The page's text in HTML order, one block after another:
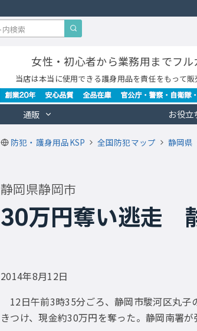
女性・初心者から業務用までフル
当店は本当に使用できる護身用品を責任をもって販
通販 お役立
防犯・護身用品KSP 全国防犯マップ 静岡県
静岡県静岡市
30万円奪い逃走
2014年8月12日
12日午前3時35分ごろ、静岡市駿河区丸
きつけ、現金約30万円を奪った。静岡南署が